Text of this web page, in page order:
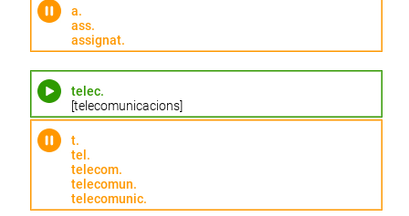
a.
ass.
assignat.
telec.
[telecomunicacions]
t.
tel.
telecom.
telecomun.
telecomunic.